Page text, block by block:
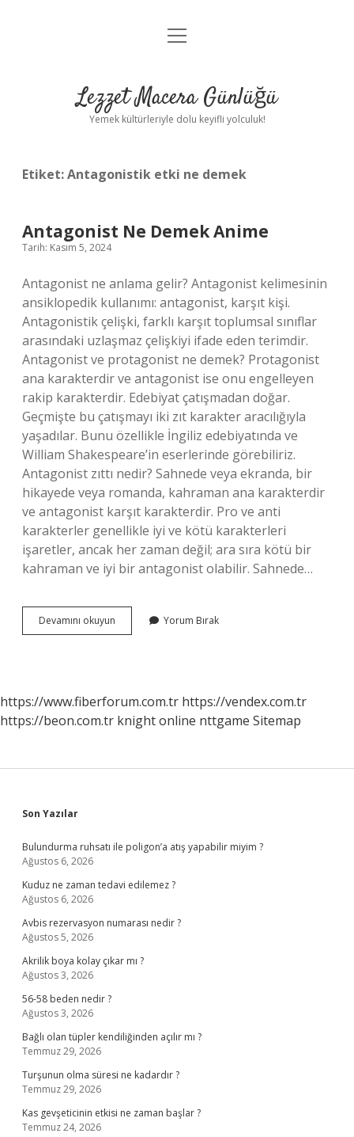
Anasayfa
Yasal Uyarı
menüyü
Lezzet Macera Günlüğü
Yemek kültürleriyle dolu keyifli yolculuk!
Etiket:Antagonistik etki ne demek
Antagonist Ne Demek Anime
Tarih: Kasım 5, 2024
Antagonist ne anlama gelir? Antagonist kelimesinin
ansiklopedik kullanımı: antagonist, karşıt kişi.
Antagonistik çelişki, farklı karşıt toplumsal sınıflar
arasındaki uzlaşmaz çelişkiyi ifade eden terimdir.
Antagonist ve protagonist ne demek? Protagonist
ana karakterdir ve antagonist ise onu engelleyen
rakip karakterdir. Edebiyat çatışmadan doğar.
Geçmişte bu çatışmayı iki zıt karakter aracılığıyla
yaşadılar. Bunu özellikle İngiliz edebiyatında ve
William Shakespeare’in eserlerinde görebiliriz.
Antagonist zıttı nedir? Sahnede veya ekranda, bir
hikayede veya romanda, kahraman ana karakterdir
ve antagonist karşıt karakterdir. Pro ve anti
karakterler genellikle iyi ve kötü karakterleri
işaretler, ancak her zaman değil; ara sıra kötü bir
kahraman ve iyi bir antagonist olabilir. Sahnede…
Devamını okuyun Antagonist
Ne
Yorum Bırak
https://www.fiberforum.com.tr https://vendex.com.tr
https://beon.com.tr knight online nttgame Sitemap
Sidebar
Son Yazılar
Bulundurma ruhsatı ile poligon’a atış yapabilir miyim ?
Ağustos 6, 2026
Kuduz ne zaman tedavi edilemez ?
Ağustos 6, 2026
Avbis rezervasyon numarası nedir ?
Ağustos 5, 2026
Akrilik boya kolay çıkar mı ?
Ağustos 3, 2026
56-58 beden nedir ?
Ağustos 3, 2026
Bağlı olan tüpler kendiliğinden açılır mı ?
Temmuz 29, 2026
Turşunun olma süresi ne kadardır ?
Temmuz 29, 2026
Kas gevşeticinin etkisi ne zaman başlar ?
Temmuz 24, 2026